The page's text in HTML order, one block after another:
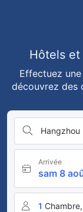
Hôtels et
Effectuez
découvrez des
Hangzhou
Arrivée
sam 8
1 Chambre,